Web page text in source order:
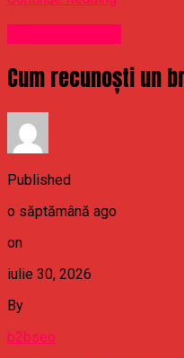
Cum recunoști un
Published
o săptămână ago
on
iulie 30, 2026
By
b2bseo